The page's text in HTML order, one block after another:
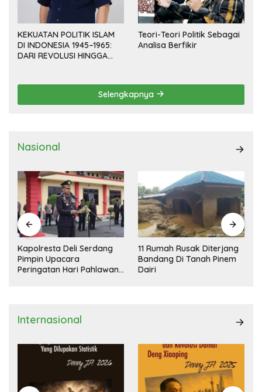
KEKUATAN POLITIK ISLAM
DI INDONESIA 1945–1965:
DARI REVOLUSI HINGGA
Teori-Teori Politik Sebagai
Analisa Berfikir
Selengkapnya
Nasional
Kapolresta Deli Serdang
Pimpin Upacara
Peringatan Hari Pahlawan
11 Rumah Rusak Diterjang
Bandang Di Tanah Pinem
Dairi
Internasional